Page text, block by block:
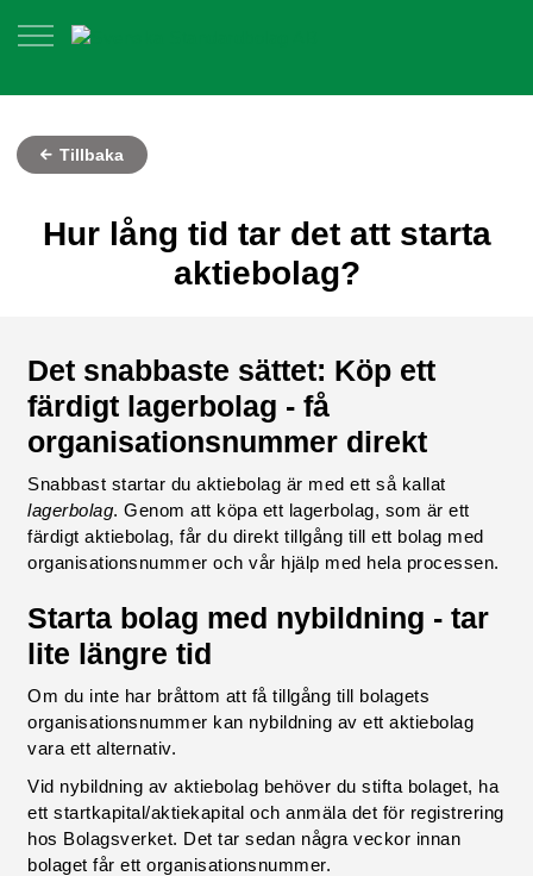
Tillbaka
Hur lång tid tar det att starta
aktiebolag?
Det snabbaste sättet: Köp ett
färdigt lagerbolag - få
organisationsnummer direkt
Snabbast startar du aktiebolag är med ett så kallat
lagerbolag. Genom att köpa ett lagerbolag, som är ett
färdigt aktiebolag, får du direkt tillgång till ett bolag med
organisationsnummer och vår hjälp med hela processen.
Starta bolag med nybildning - tar
lite längre tid
Om du inte har bråttom att få tillgång till bolagets
organisationsnummer kan nybildning av ett aktiebolag
vara ett alternativ.
Vid nybildning av aktiebolag behöver du stifta bolaget, ha
ett startkapital/aktiekapital och anmäla det för registrering
hos Bolagsverket. Det tar sedan några veckor innan
bolaget får ett organisationsnummer.